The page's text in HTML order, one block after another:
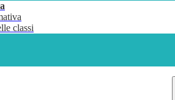
classi